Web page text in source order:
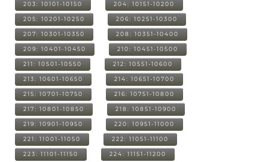
203: 10101-10150 204: 10151-10200
205: 10201-10250 206: 10251-10300
207: 10301-10350 208: 10351-10400
209: 10401-10450 210: 10451-10500
211: 10501-10550 212: 10551-10600
213: 10601-10650 214: 10651-10700
215: 10701-10750 216: 10751-10800
217: 10801-10850 218: 10851-10900
219: 10901-10950 220: 10951-11000
221: 11001-11050 222: 11051-11100
223: 11101-11150 224: 11151-11200